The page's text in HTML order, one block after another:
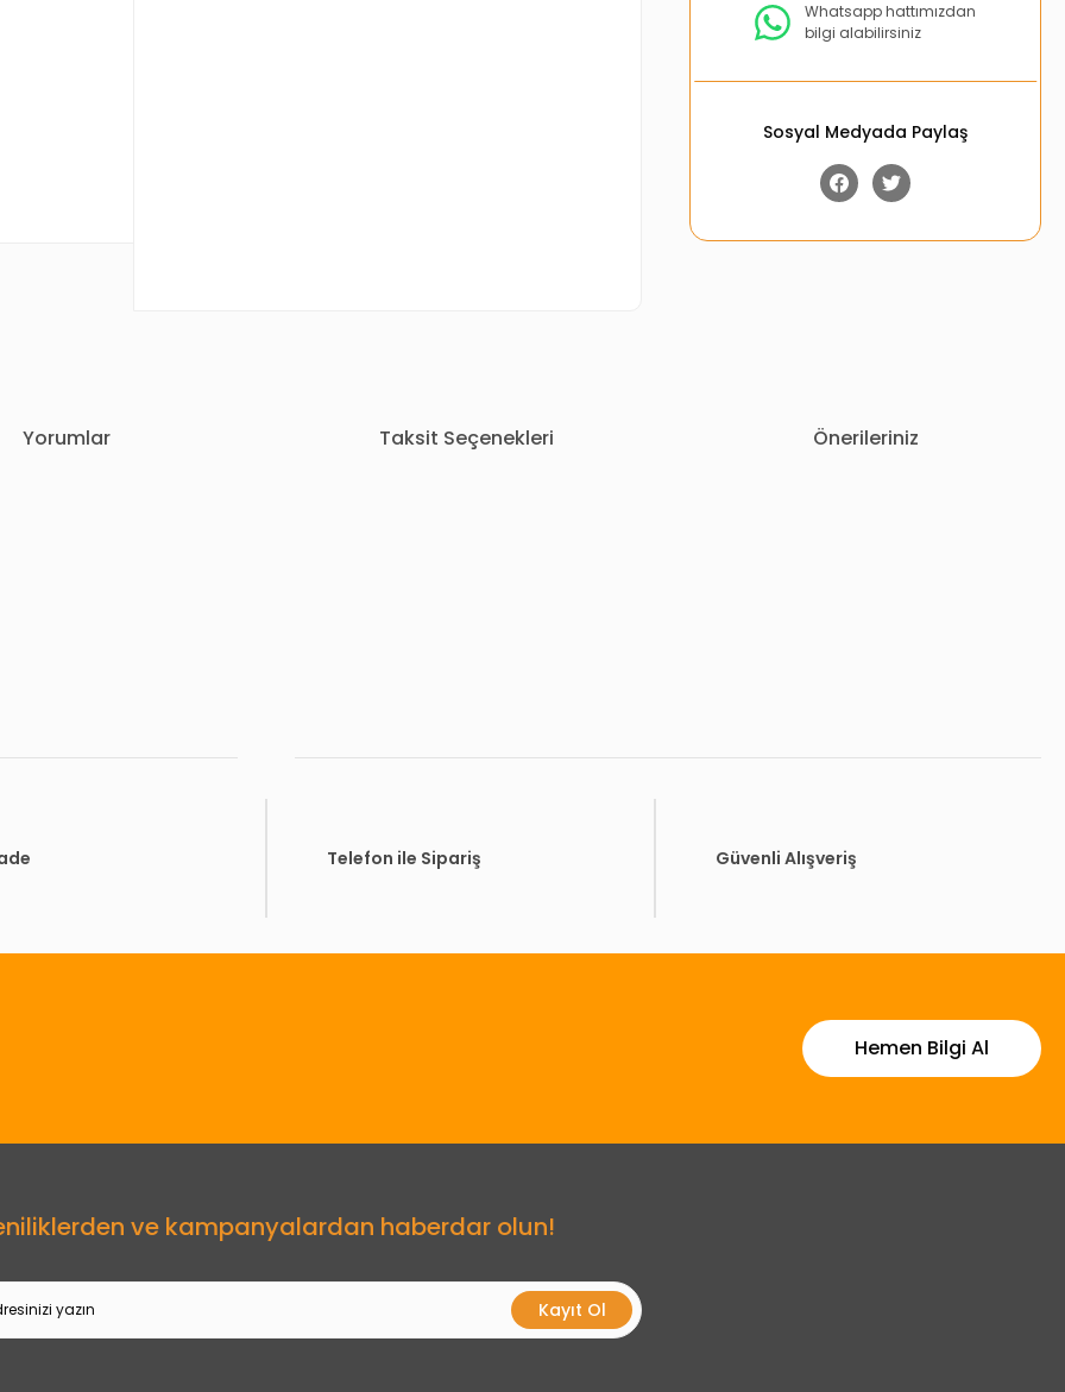
Whatsapp hattımızdan
bilgi alabilirsiniz
Sosyal Medyada Paylaş
Yorumlar Taksit Seçenekleri Önerileriniz
Gönder
Telefon ile Sipariş Güvenli Alışveriş
Hemen Bilgi Al
ve kampanyalardan haberdar olun!
Kayıt Ol